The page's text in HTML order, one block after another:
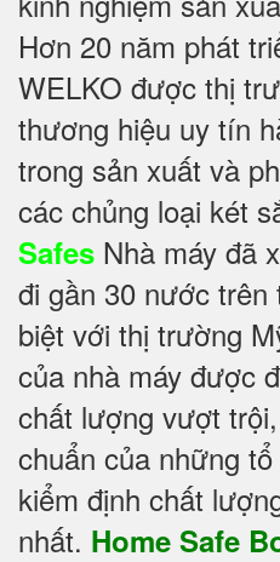
Hơn 20 năm phát
WELKO được thị
thương hiệu uy tín
trong sản xuất và
các chủng loại két
Safes Nhà máy đã
đi gần 30 nước
biệt với thị trường
của nhà máy được
chất lượng vượt
chuẩn của những
kiểm định chất
nhất. Home Safe